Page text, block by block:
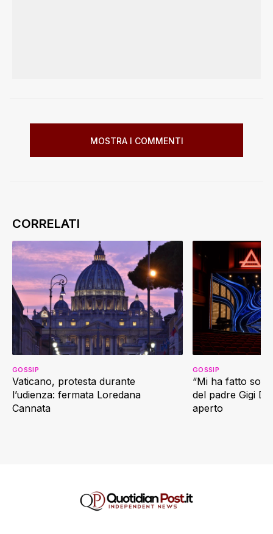
MOSTRA I COMMENTI
Vaticano, protesta durante
l’udienza: fermata Loredana
Cannata
GOSSIP
“Mi ha fatto
del padre Gigi
aperto
GOSSIP